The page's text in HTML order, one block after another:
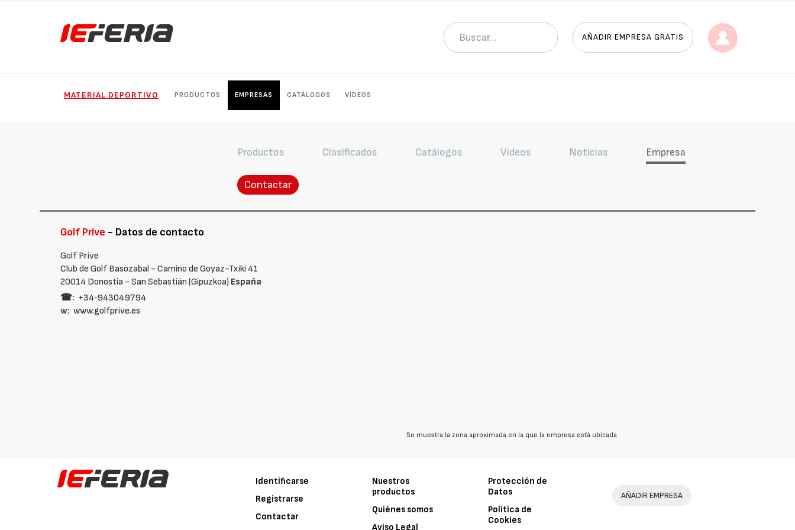
AÑADIR EMPRESA GRATIS
MATERIAL DEPORTIVO PRODUCTOS EMPRESAS CATÁLOGOS VÍDEOS
Productos Clasificados Catálogos Vídeos Noticias Empresa
Contactar
Golf Prive - Datos de contacto
Golf Prive
Club de Golf Basozabal - Camino de Goyaz-Txiki 41
20014 Donostia - San Sebastián (Gipuzkoa) España
☎: +34‑943049794
w:www.golfprive.es
Se muestra la zona aproximada en la que la empresa está ubicada.
Identificarse
Registrarse
Contactar
Nuestros
productos
Quiénes somos
Aviso Legal
Protección de
Datos
Política de
Cookies
AÑADIR EMPRESA